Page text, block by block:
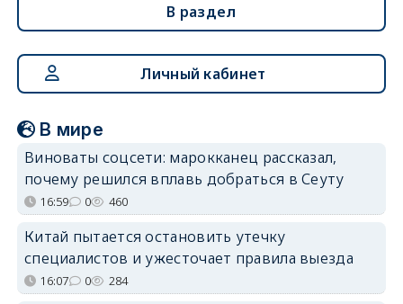
В раздел
Личный кабинет
В мире
Виноваты соцсети: марокканец рассказал,
почему решился вплавь добраться в Сеуту
16:59 0 460
Китай пытается остановить утечку
специалистов и ужесточает правила выезда
16:07 0 284